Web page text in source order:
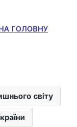
ГОЛОВНУ
світу